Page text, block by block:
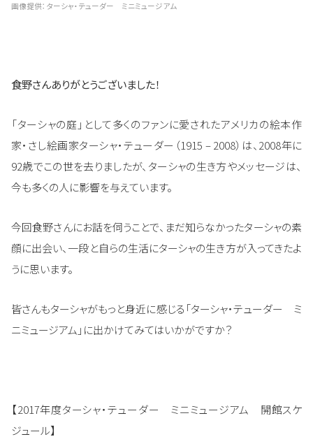
画像提供：ターシャ・テューダー ミニミュージアム
食野さんありがとうございました！
「ターシャの庭」として多くのファンに愛されたアメリカの絵本作
家・さし絵画家ターシャ・テューダー（1915 – 2008）は、2008年に
92歳でこの世を去りましたが、ターシャの生き方やメッセージは、
今も多くの人に影響を与えています。
今回食野さんにお話を伺うことで、まだ知らなかったターシャの素
顔に出会い、一段と自らの生活にターシャの生き方が入ってきたよ
うに思います。
皆さんもターシャがもっと身近に感じる「ターシャ・テューダー ミ
ニミュージアム」に出かけてみてはいかがですか？
【2017年度ターシャ・テューダー ミニミュージアム 開館スケ
ジュール】